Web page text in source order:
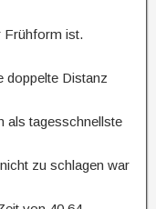
Frühform ist.
doppelte Distanz
als tagesschnellste
zu schlagen war